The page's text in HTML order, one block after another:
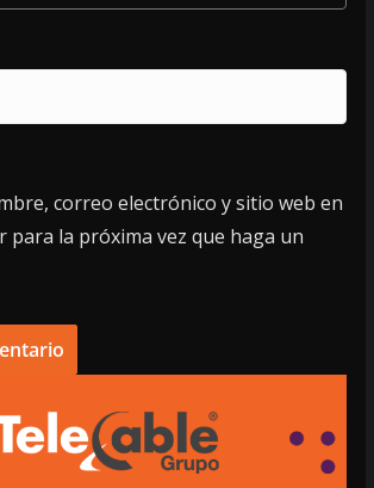
correo electrónico y sitio web en
para la próxima vez que haga un